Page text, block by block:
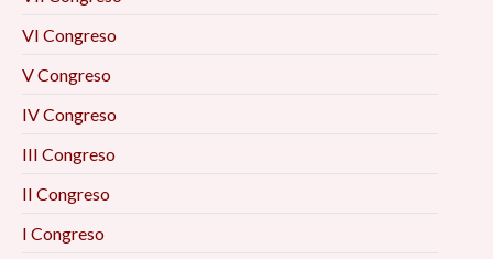
VI Congreso
V Congreso
IV Congreso
III Congreso
II Congreso
I Congreso